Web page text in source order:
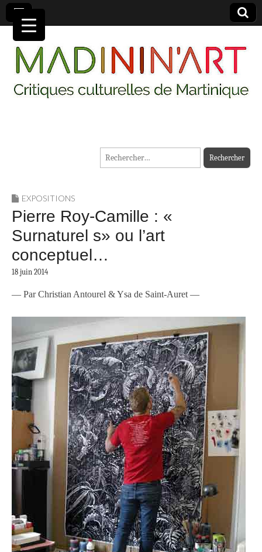
MADININ'ART
Rechercher :
EXPOSITIONS
Pierre Roy-Camille : «
Surnaturel s» ou l’art
conceptuel…
18 juin 2014
— Par Christian Antourel & Ysa de Saint-Auret —